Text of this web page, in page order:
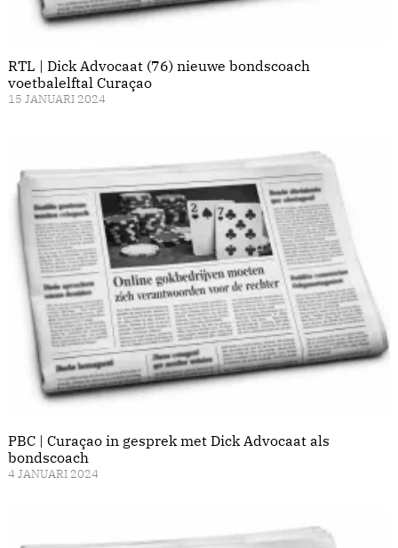
RTL | Dick Advocaat (76) nieuwe bondscoach
voetbalelftal Curaçao
15 JANUARI 2024
PBC | Curaçao in gesprek met Dick Advocaat als
bondscoach
4 JANUARI 2024